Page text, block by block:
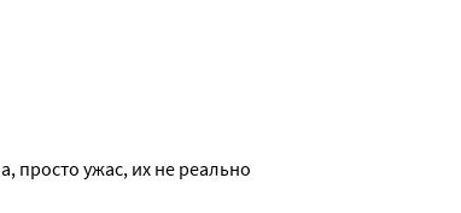
просто ужас, их не реально